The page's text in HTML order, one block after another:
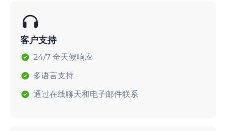
客户支持
24/7 全天候响应
多语言支持
通过在线聊天和电子邮件联系